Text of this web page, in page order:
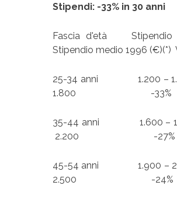
Stipendi: -33% in 30 anni
Fascia d'età Stipendio
Stipendio medio 1996 (€)(*)
25-34 anni
1.800 -33%
35-44 anni
2.200 -27%
45-54 anni
2.500 -24%